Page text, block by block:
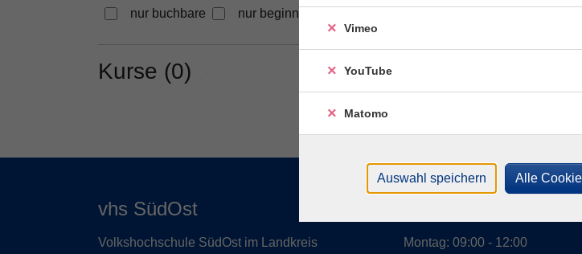
nur buchbare nur beginnende
Kurse (0)
vhs SüdOst
Volkshochschule SüdOst im Landkreis
Montag: 09:00 - 12:00
Vimeo
YouTube
Matomo
Auswahl speichern Alle